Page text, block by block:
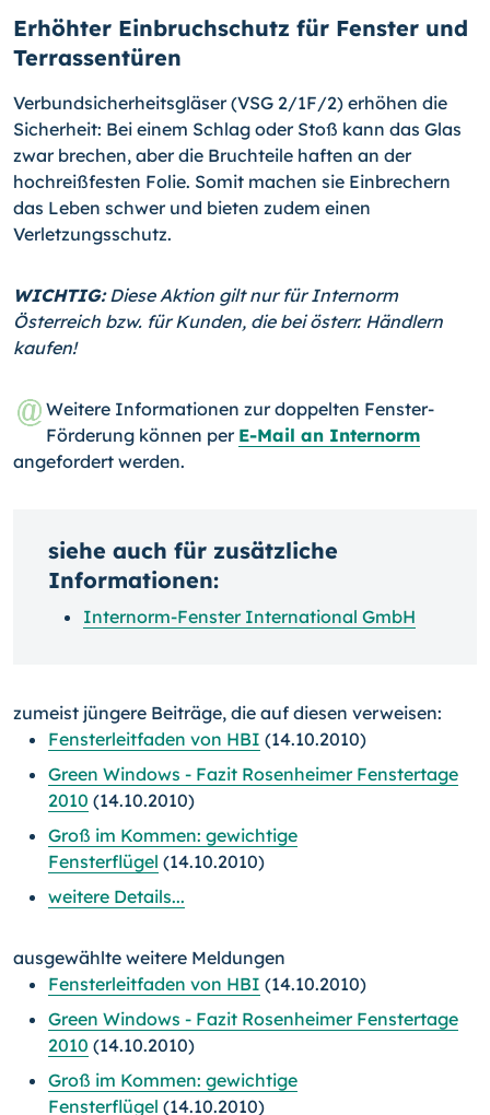
Erhöhter Einbruchschutz für Fenster und
Terrassentüren
Verbundsicherheitsgläser (VSG 2/1F/2) erhöhen die
Sicherheit: Bei einem Schlag oder Stoß kann das Glas
zwar brechen, aber die Bruchteile haften an der
hochreißfesten Folie. Somit machen sie Einbrechern
das Leben schwer und bieten zudem einen
Verletzungsschutz.
WICHTIG:Diese Aktion gilt nur für Internorm
Österreich bzw. für Kunden, die bei österr. Händlern
kaufen!
Weitere Informationen zur doppelten Fenster-
Förderung können per E-Mail an Internorm
angefordert werden.
siehe auch für zusätzliche
Informationen:
Internorm-Fenster International GmbH
zumeist jüngere Beiträge, die auf diesen verweisen:
Fensterleitfaden von HBI (14.10.2010)
Green Windows - Fazit Rosenheimer Fenstertage
2010 (14.10.2010)
Groß im Kommen: gewichtige
Fensterflügel (14.10.2010)
weitere Details...
ausgewählte weitere Meldungen
Fensterleitfaden von HBI (14.10.2010)
Green Windows - Fazit Rosenheimer Fenstertage
2010 (14.10.2010)
Groß im Kommen: gewichtige
Fensterflügel (14.10.2010)